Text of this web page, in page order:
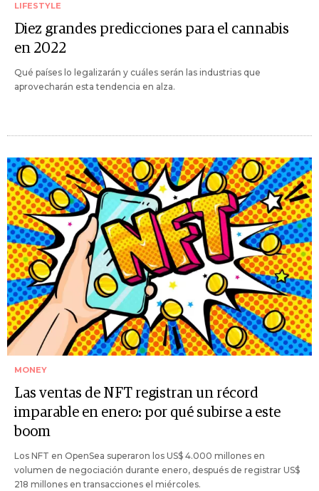
LIFESTYLE
Diez grandes predicciones para el cannabis
en 2022
Qué países lo legalizarán y cuáles serán las industrias que
aprovecharán esta tendencia en alza.
MONEY
Las ventas de NFT registran un récord
imparable en enero: por qué subirse a este
boom
Los NFT en OpenSea superaron los US$ 4.000 millones en
volumen de negociación durante enero, después de registrar US$
218 millones en transacciones el miércoles.